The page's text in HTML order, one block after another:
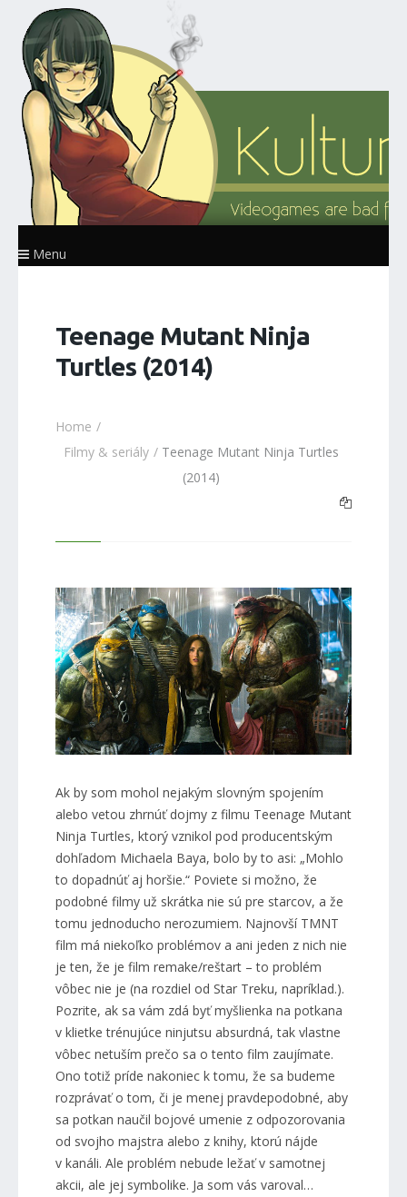
Menu
Teenage Mutant Ninja
Turtles (2014)
Home
Filmy & seriály Teenage Mutant Ninja Turtles
(2014)
Ak by som mohol nejakým slovným spojením
alebo vetou zhrnúť dojmy z filmu Teenage Mutant
Ninja Turtles, ktorý vznikol pod producentským
dohľadom Michaela Baya, bolo by to asi: „Mohlo
to dopadnúť aj horšie.“ Poviete si možno, že
podobné filmy už skrátka nie sú pre starcov, a že
tomu jednoducho nerozumiem. Najnovší TMNT
film má niekoľko problémov a ani jeden z nich nie
je ten, že je film remake/reštart – to problém
vôbec nie je (na rozdiel od Star Treku, napríklad.).
Pozrite, ak sa vám zdá byť myšlienka na potkana
v klietke trénujúce ninjutsu absurdná, tak vlastne
vôbec netuším prečo sa o tento film zaujímate.
Ono totiž príde nakoniec k tomu, že sa budeme
rozprávať o tom, či je menej pravdepodobné, aby
sa potkan naučil bojové umenie z odpozorovania
od svojho majstra alebo z knihy, ktorú nájde
v kanáli. Ale problém nebude ležať v samotnej
akcii, ale jej symbolike. Ja som vás varoval…